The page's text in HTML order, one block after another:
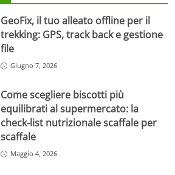
GeoFix, il tuo alleato offline per il
trekking: GPS, track back e gestione
file
Giugno 7, 2026
Come scegliere biscotti più
equilibrati al supermercato: la
check-list nutrizionale scaffale per
scaffale
Maggio 4, 2026